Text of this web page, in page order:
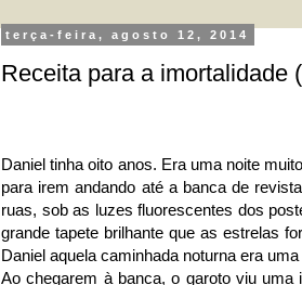
terça-feira, agosto 12, 2014
Receita para a imortalidade
Daniel tinha oito anos. Era uma noite
para irem andando até a banca de
ruas, sob as luzes fluorescentes dos
grande tapete brilhante que as estrelas
Daniel aquela caminhada noturna era
Ao chegarem à banca, o garoto viu uma